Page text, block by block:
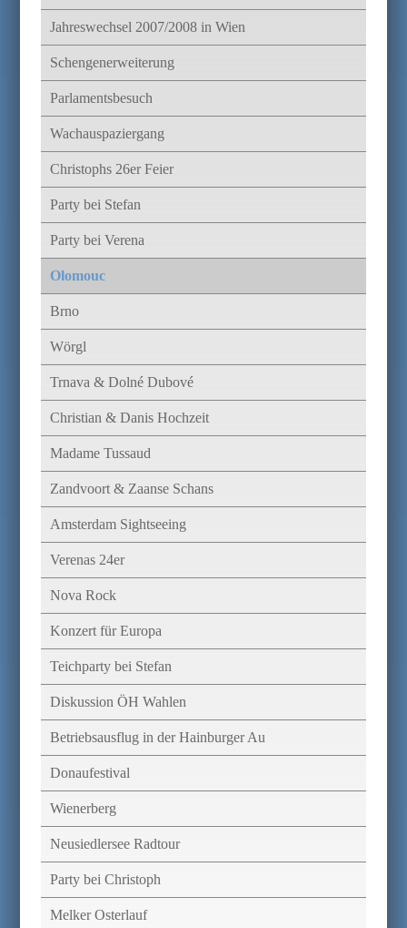
Jahreswechsel 2007/2008 in Wien
Schengenerweiterung
Parlamentsbesuch
Wachauspaziergang
Christophs 26er Feier
Party bei Stefan
Party bei Verena
Olomouc
Brno
Wörgl
Trnava & Dolné Dubové
Christian & Danis Hochzeit
Madame Tussaud
Zandvoort & Zaanse Schans
Amsterdam Sightseeing
Verenas 24er
Nova Rock
Konzert für Europa
Teichparty bei Stefan
Diskussion ÖH Wahlen
Betriebsausflug in der Hainburger Au
Donaufestival
Wienerberg
Neusiedlersee Radtour
Party bei Christoph
Melker Osterlauf